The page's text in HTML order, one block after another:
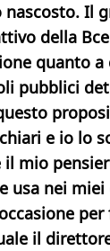
nascosto. Il
della
quanto
pubblici
e io lo
il mio
usa nei
il